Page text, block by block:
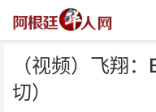
（视频）飞翔
切）